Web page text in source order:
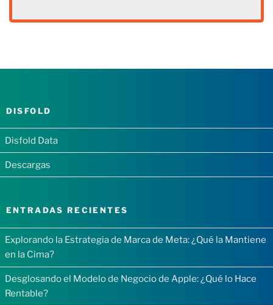
DISFOLD
Disfold Data
Descargas
ENTRADAS RECIENTES
Explorando la Estrategia de Marca de Meta: ¿Qué la Mantiene
en la Cima?
Desglosando el Modelo de Negocio de Apple: ¿Qué lo Hace
Rentable?